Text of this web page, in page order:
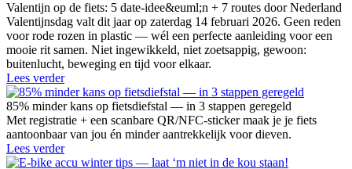
Valentijn op de fiets: 5 date-idee&euml;n + 7 routes door Nederland
Valentijnsdag valt dit jaar op zaterdag 14 februari 2026. Geen reden
voor rode rozen in plastic — wél een perfecte aanleiding voor een
mooie rit samen. Niet ingewikkeld, niet zoetsappig, gewoon:
buitenlucht, beweging en tijd voor elkaar.
Lees verder
85% minder kans op fietsdiefstal — in 3 stappen geregeld
Met registratie + een scanbare QR/NFC-sticker maak je je fiets
aantoonbaar van jou én minder aantrekkelijk voor dieven.
Lees verder